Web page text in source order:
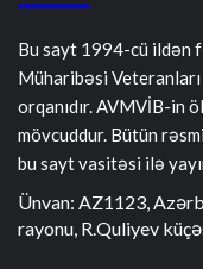
Bu sayt 1994-cü ildən
Müharibəsi
orqanıdır. AVMVİB-in
mövcuddur. Bütün
bu sayt vasitəsi ilə
Ünvan: AZ1123,
rayonu, R.Quliyev